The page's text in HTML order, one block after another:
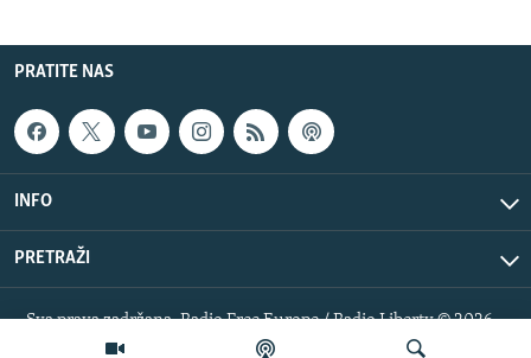
PRATITE NAS
INFO
PRETRAŽI
Sva prava zadržana. Radio Free Europe / Radio Liberty © 2026
RFE/RL, Inc.